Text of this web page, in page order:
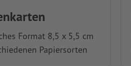
Format 8,5 x 5,5 cm
Papiersorten